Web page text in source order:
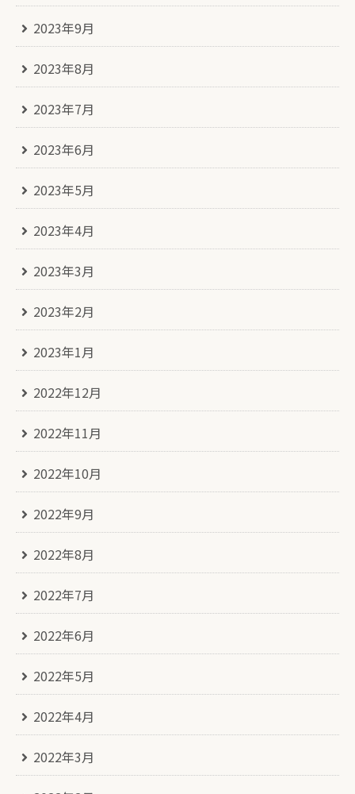
2023年9月
2023年8月
2023年7月
2023年6月
2023年5月
2023年4月
2023年3月
2023年2月
2023年1月
2022年12月
2022年11月
2022年10月
2022年9月
2022年8月
2022年7月
2022年6月
2022年5月
2022年4月
2022年3月